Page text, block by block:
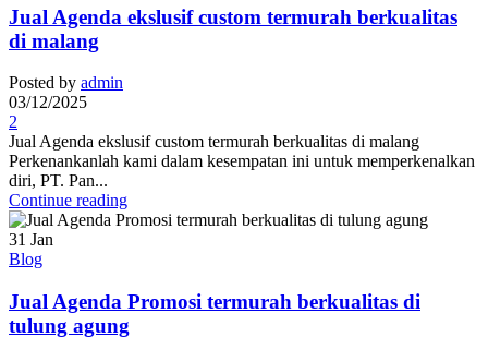
Jual Agenda ekslusif custom termurah berkualitas
di malang
Posted by admin
03/12/2025
2
Jual Agenda ekslusif custom termurah berkualitas di malang
Perkenankanlah kami dalam kesempatan ini untuk memperkenalkan
diri, PT. Pan...
Continue reading
31 Jan
Blog
Jual Agenda Promosi termurah berkualitas di
tulung agung